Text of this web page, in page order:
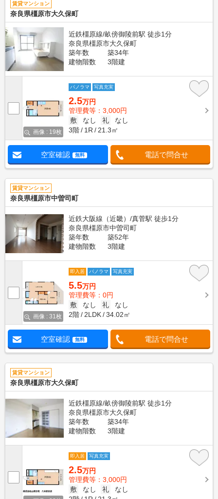
賃貸マンション
奈良県橿原市大久保町
近鉄橿原線/畝傍御陵前駅 徒歩1分
奈良県橿原市大久保町
築年数
築34年
建物階数
3階建
画像 : 19枚
パノラマ 写真充実
2.5万円
管理費等：3,000円
敷
なし 礼
なし
3階
1R 21.3㎡
空室確認 無料 電話で問合せ
賃貸マンション
奈良県橿原市中曽司町
近鉄大阪線（近畿）/真菅駅 徒歩1分
奈良県橿原市中曽司町
築年数
築52年
建物階数
3階建
画像 : 31枚
即入居 パノラマ 写真充実
5.5万円
管理費等：0円
敷
なし 礼
なし
2階
2LDK 34.02㎡
空室確認 無料 電話で問合せ
賃貸マンション
奈良県橿原市大久保町
近鉄橿原線/畝傍御陵前駅 徒歩1分
奈良県橿原市大久保町
築年数
築34年
建物階数
3階建
即入居 写真充実
2.5万円
管理費等：3,000円
敷
なし 礼
なし